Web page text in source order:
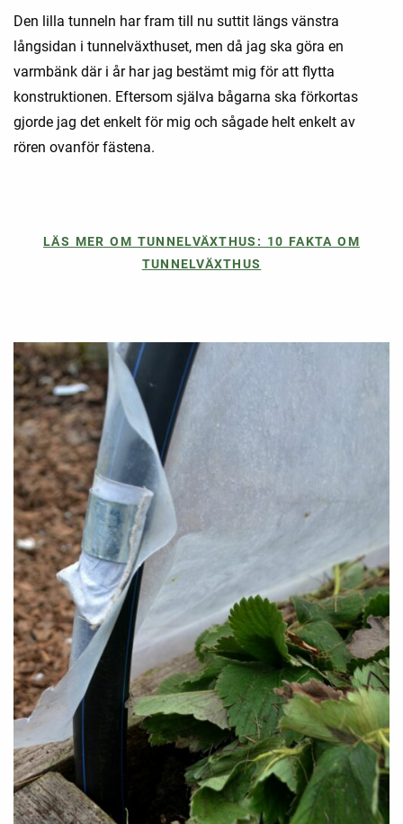
Den lilla tunneln har fram till nu suttit längs vänstra
långsidan i tunnelväxthuset, men då jag ska göra en
varmbänk där i år har jag bestämt mig för att flytta
konstruktionen. Eftersom själva bågarna ska förkortas
gjorde jag det enkelt för mig och sågade helt enkelt av
rören ovanför fästena.
LÄS MER OM TUNNELVÄXTHUS: 10 FAKTA OM
TUNNELVÄXTHUS